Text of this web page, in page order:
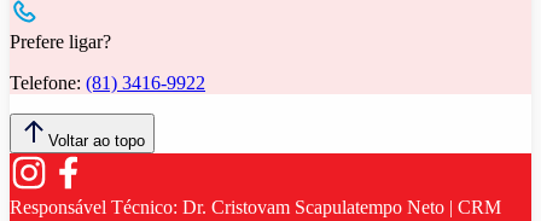
Prefere ligar?
Telefone: (81) 3416-9922
Voltar ao topo
Responsável Técnico: Dr. Cristovam Scapulatempo Neto | CRM